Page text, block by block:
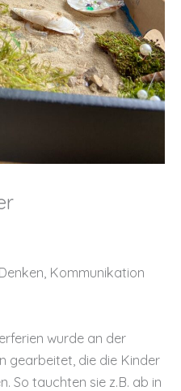
Kommunikation
wurde an der
gearbeitet, die die Kinder
So tauchten sie z.B. ab in